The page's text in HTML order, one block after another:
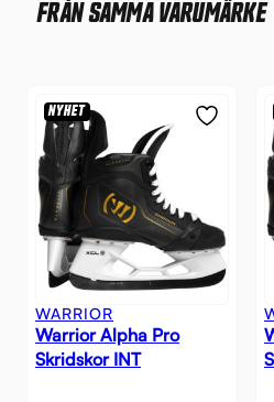
FRÅN SAMMA VARUMÄRKE
NYHET
WARRIOR
Warrior Alpha Pro
Skridskor INT